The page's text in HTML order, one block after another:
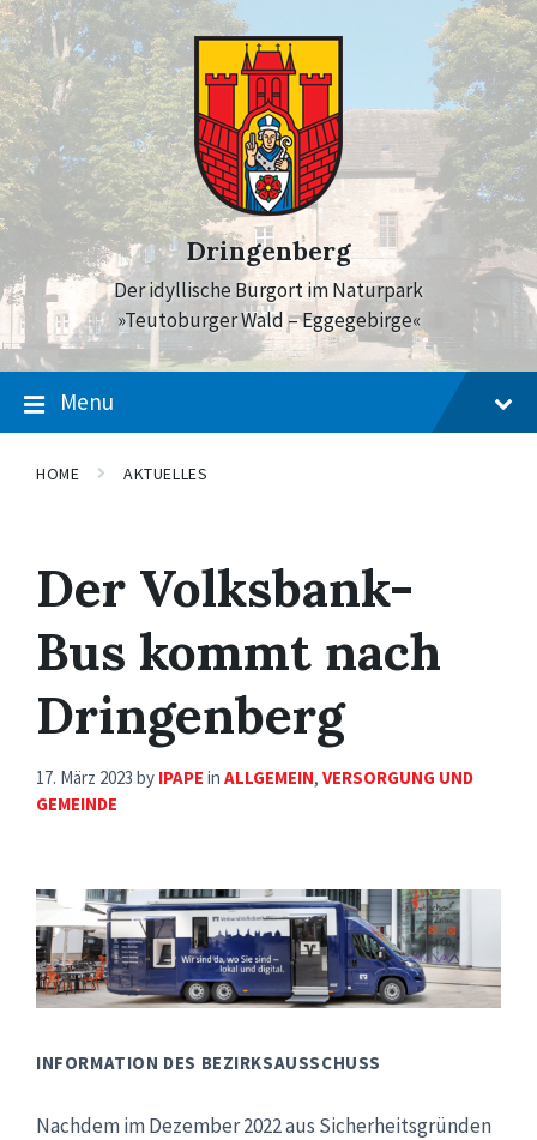
Skip
to
content
Skip
to
main
navigation
Skip
to
footer
Dringenberg
Der idyllische Burgort im Naturpark
»Teutoburger Wald – Eggegebirge«
Menu
HOME AKTUELLES
Der Volksbank-
Bus kommt nach
Dringenberg
17. März 2023 by IPAPE in ALLGEMEIN, VERSORGUNG UND
GEMEINDE
INFORMATION DES BEZIRKSAUSSCHUSS
Nachdem im Dezember 2022 aus Sicherheitsgründen